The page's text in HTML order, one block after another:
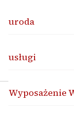
uroda
usługi
Wyposażenie